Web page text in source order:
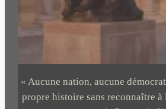
« Aucune nation, aucune
propre histoire sans reconnaître à